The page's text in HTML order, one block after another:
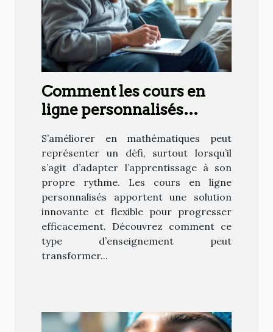
Comment les cours en
ligne personnalisés
niveau en maths ?
S’améliorer en mathématiques peut
représenter un défi, surtout lorsqu’il
s’agit d’adapter l’apprentissage à son
propre rythme. Les cours en ligne
personnalisés apportent une solution
innovante et flexible pour progresser
efficacement. Découvrez comment ce
type d’enseignement peut
transformer...